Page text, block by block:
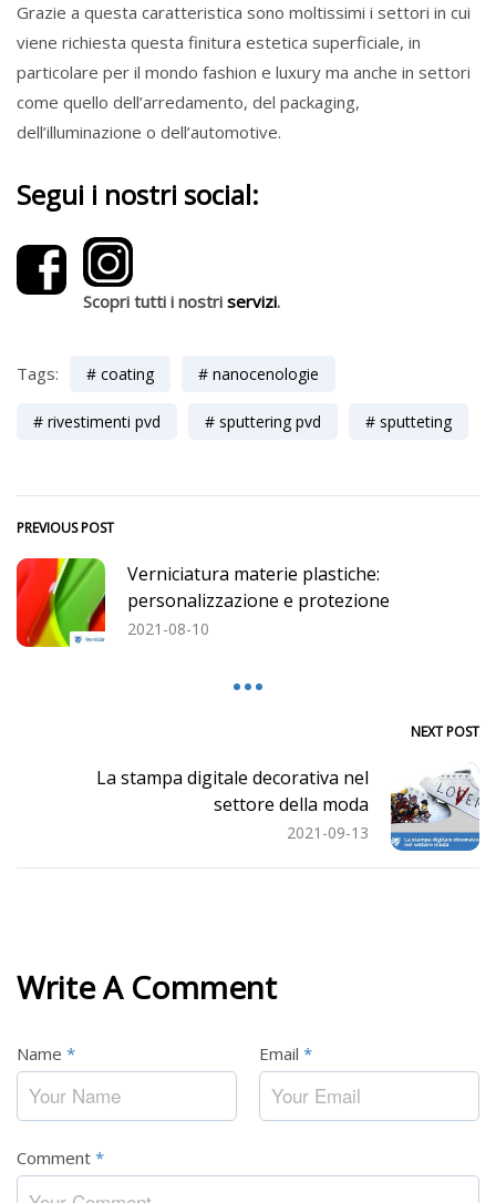
Grazie a questa caratteristica sono moltissimi i settori in cui
viene richiesta questa finitura estetica superficiale, in
particolare per il mondo fashion e luxury ma anche in settori
come quello dell’arredamento, del packaging,
dell’illuminazione o dell’automotive.
Segui i nostri social:
Scopri tutti i nostri servizi.
Tags: coating nanocenologie
rivestimenti pvd sputtering pvd sputteting
PREVIOUS POST
Verniciatura materie plastiche:
personalizzazione e protezione
2021-08-10
NEXT POST
La stampa digitale decorativa nel
settore della moda
2021-09-13
Write A Comment
Name * Email *
Comment *